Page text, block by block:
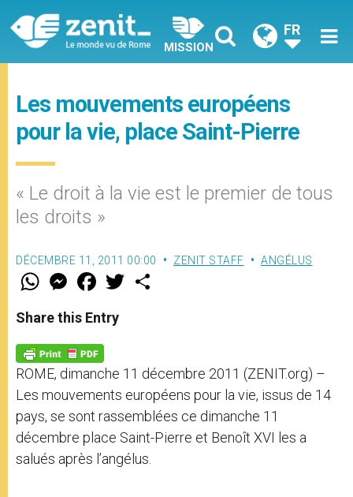
MISSION
FR
Les mouvements européens
pour la vie, place Saint-Pierre
« Le droit à la vie est le premier de tous
les droits »
DÉCEMBRE 11, 2011 00:00 ZENIT STAFF ANGÉLUS
W
t
s
p
p
M
e
s
e
g
e
r
F
a
e
b
o
k
w
Share this Entry
ROME, dimanche 11 décembre 2011 (ZENIT.org) –
Les mouvements européens pour la vie, issus de 14
pays, se sont rassemblées ce dimanche 11
décembre place Saint-Pierre et Benoît XVI les a
salués après l’angélus.